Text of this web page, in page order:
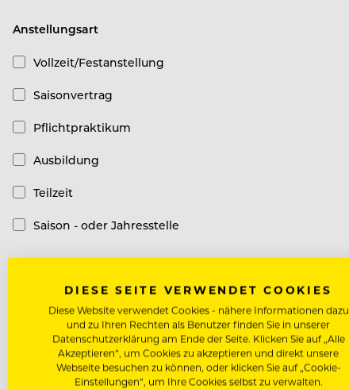
Anstellungsart
Vollzeit/Festanstellung
Saisonvertrag
Pflichtpraktikum
Ausbildung
Teilzeit
Saison - oder Jahresstelle
Top-Arbeitgeber
Hotel Kategorie
DIESE SEITE VERWENDET COOKIES
Diese Website verwendet Cookies - nähere Informationen dazu
und zu Ihren Rechten als Benutzer finden Sie in unserer
Datenschutzerklärung am Ende der Seite. Klicken Sie auf „Alle
Akzeptieren“, um Cookies zu akzeptieren und direkt unsere
Webseite besuchen zu können, oder klicken Sie auf „Cookie-
Einstellungen“, um Ihre Cookies selbst zu verwalten.